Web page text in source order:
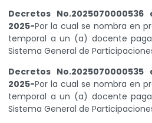
Decretos
2025-Por la cual se nombra en
temporal a un (a) docente
Sistema General de
Decretos
2025-Por la cual se nombra en
temporal a un (a) docente
Sistema General de